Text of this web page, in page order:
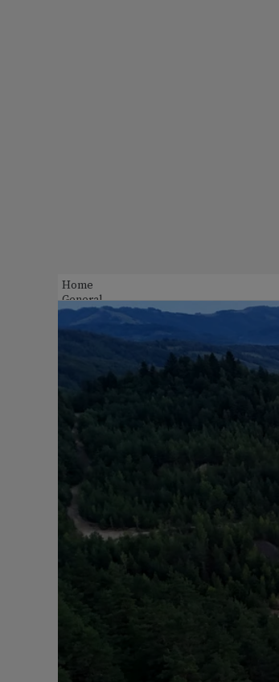
Home
General